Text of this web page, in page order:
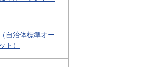
自治体標準オー
ト）